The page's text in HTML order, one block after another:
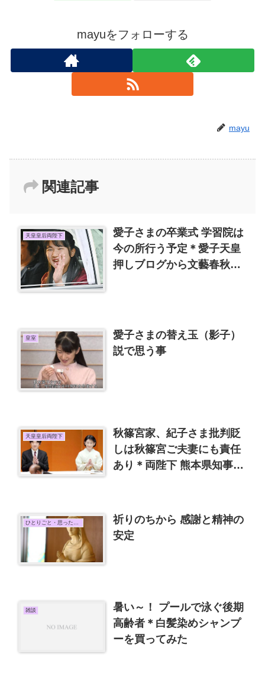
mayuをフォローする
mayu
関連記事
天皇皇后両陛下
愛子さまの卒業式 学習院は
今の所行う予定＊愛子天皇
押しブログから文藝春秋の
皇室
愛子さまの替え玉（影子）
説で思う事
天皇皇后両陛下
秋篠宮家、紀子さま批判貶
しは秋篠宮ご夫妻にも責任
あり＊両陛下 熊本県知事と
祈りのちから 感謝と精神の
安定
雑談
暑い～！ プールで泳ぐ後期
高齢者＊白髪染めシャンプ
ーを買ってみた